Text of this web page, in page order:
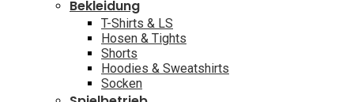
Bekleidung
T-Shirts & LS
Hosen & Tights
Shorts
Hoodies & Sweatshirts
Socken